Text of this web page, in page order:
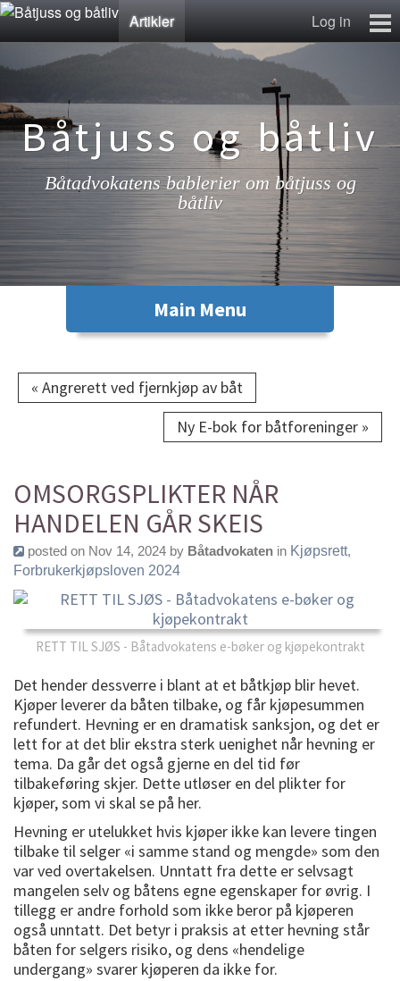
Artikler Log in
Lenkesamling
Kontakt
Båtjuss og båtliv
Båtadvokatens bablerier om båtjuss og
båtliv
« Angrerett ved fjernkjøp av båt
Ny E-bok for båtforeninger »
OMSORGSPLIKTER NÅR
HANDELEN GÅR SKEIS
posted on Nov 14, 2024 by Båtadvokaten in Kjøpsrett,
Forbrukerkjøpsloven 2024
RETT TIL SJØS - Båtadvokatens e-bøker og kjøpekontrakt
Det hender dessverre i blant at et båtkjøp blir hevet.
Kjøper leverer da båten tilbake, og får kjøpesummen
refundert. Hevning er en dramatisk sanksjon, og det er
lett for at det blir ekstra sterk uenighet når hevning er
tema. Da går det også gjerne en del tid før
tilbakeføring skjer. Dette utløser en del plikter for
kjøper, som vi skal se på her.
Hevning er utelukket hvis kjøper ikke kan levere tingen
tilbake til selger «i samme stand og mengde» som den
var ved overtakelsen. Unntatt fra dette er selvsagt
mangelen selv og båtens egne egenskaper for øvrig. I
tillegg er andre forhold som ikke beror på kjøperen
også unntatt. Det betyr i praksis at etter hevning står
båten for selgers risiko, og dens «hendelige
undergang» svarer kjøperen da ikke for.